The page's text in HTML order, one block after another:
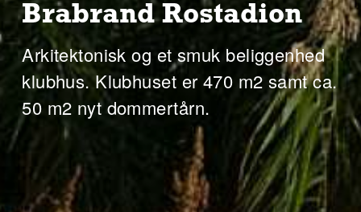
Brabrand Rostadion
Arkitektonisk og et smuk beliggenhed
klubhus. Klubhuset er 470 m2 samt ca.
50 m2 nyt dommertårn.